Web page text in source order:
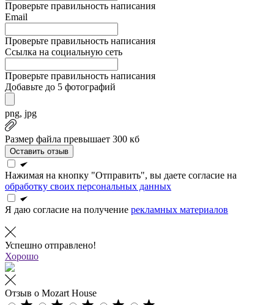
Проверьте правильность написания
Email
Проверьте правильность написания
Ссылка на социальную сеть
Проверьте правильность написания
Добавьте до 5 фотографий
png, jpg
Размер файла превышает 300 кб
Оставить отзыв
Нажимая на кнопку "Отправить", вы даете согласие на
обработку своих персональных данных
Я даю согласие на получение рекламных материалов
Успешно отправлено!
Хорошо
Отзыв о Mozart House